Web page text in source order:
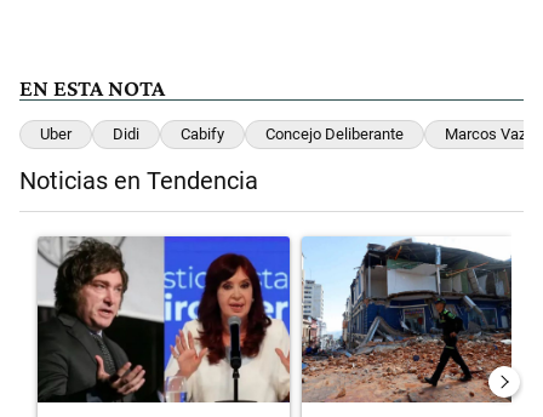
EN ESTA NOTA
Uber Didi Cabify Concejo Deliberante Marcos
Noticias en Tendencia
Este listado muestra los artículos con más comentarios en los
Un artículo de tendencia con el título "Javier Milei celebra la
Un artículo de tendencia con el